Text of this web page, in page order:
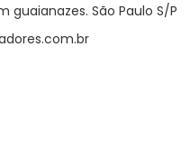
guaianazes. São Paulo S/P